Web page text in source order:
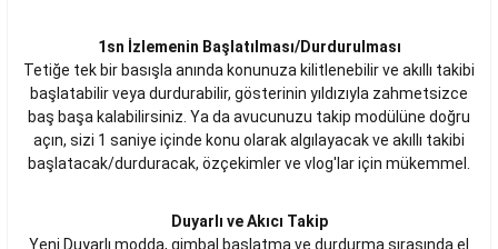
1sn İzlemenin Başlatılması/Durdurulması
Tetiğe tek bir basışla anında konunuza kilitlenebilir ve akıllı takibi
başlatabilir veya durdurabilir, gösterinin yıldızıyla zahmetsizce
baş başa kalabilirsiniz. Ya da avucunuzu takip modülüne doğru
açın, sizi 1 saniye içinde konu olarak algılayacak ve akıllı takibi
başlatacak/durduracak, özçekimler ve vlog'lar için mükemmel.
Duyarlı ve Akıcı Takip
Yeni Duyarlı modda, gimbal başlatma ve durdurma sırasında el